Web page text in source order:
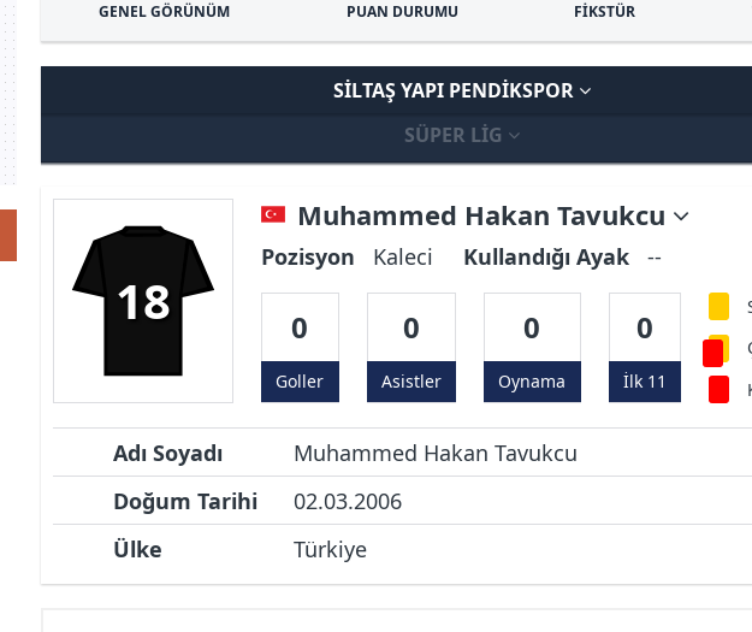
GENEL GÖRÜNÜM PUAN DURUMU FİKSTÜR
SILTAŞ YAPI PENDIKSPOR
SÜPER LIG
18
Muhammed Hakan Tavukcu
Pozisyon Kaleci Kullandığı Ayak --
0
Goller
0
Asistler
0
Oynama
0
İlk 11
Adı Soyadı
Muhammed Hakan Tavukcu
Doğum Tarihi
02.03.2006
Ülke
Türkiye